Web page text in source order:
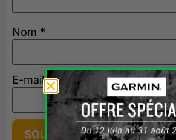
Nom *
E-mail*